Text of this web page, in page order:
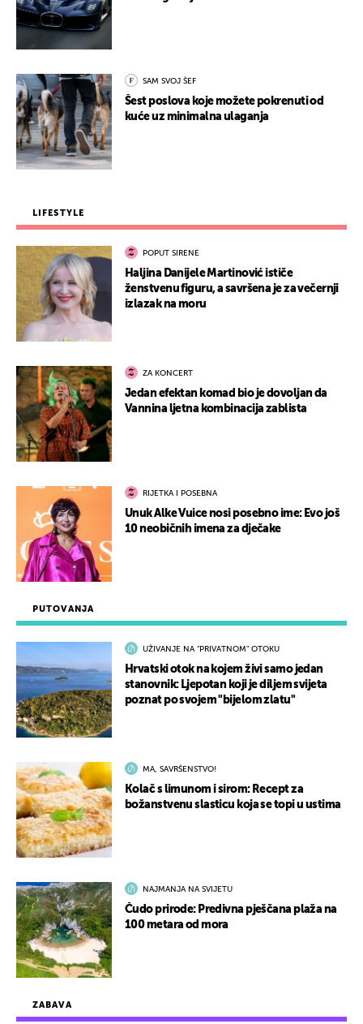
ZABAVA
PUTOVANJA
UŽIVANJE NA "PRIVATNOM" OTOKU
Hrvatski otok na kojem živi samo jedan
stanovnik: Ljepotan koji je diljem svijeta
poznat po svojem "bijelom zlatu"
MA, SAVRŠENSTVO!
Kolač s limunom i sirom: Recept za
božanstvenu slasticu koja se topi u ustima
NAJMANJA NA SVIJETU
Čudo prirode: Predivna pješčana plaža na
100 metara od mora
SAM SVOJ ŠEF
Šest poslova koje možete pokrenuti od
kuće uz minimalna ulaganja
LIFESTYLE
POPUT SIRENE
Haljina Danijele Martinović ističe
ženstvenu figuru, a savršena je za večernji
izlazak na moru
ZA KONCERT
Jedan efektan komad bio je dovoljan da
Vannina ljetna kombinacija zablista
RIJETKA I POSEBNA
Unuk Alke Vuice nosi posebno ime: Evo još
10 neobičnih imena za dječake